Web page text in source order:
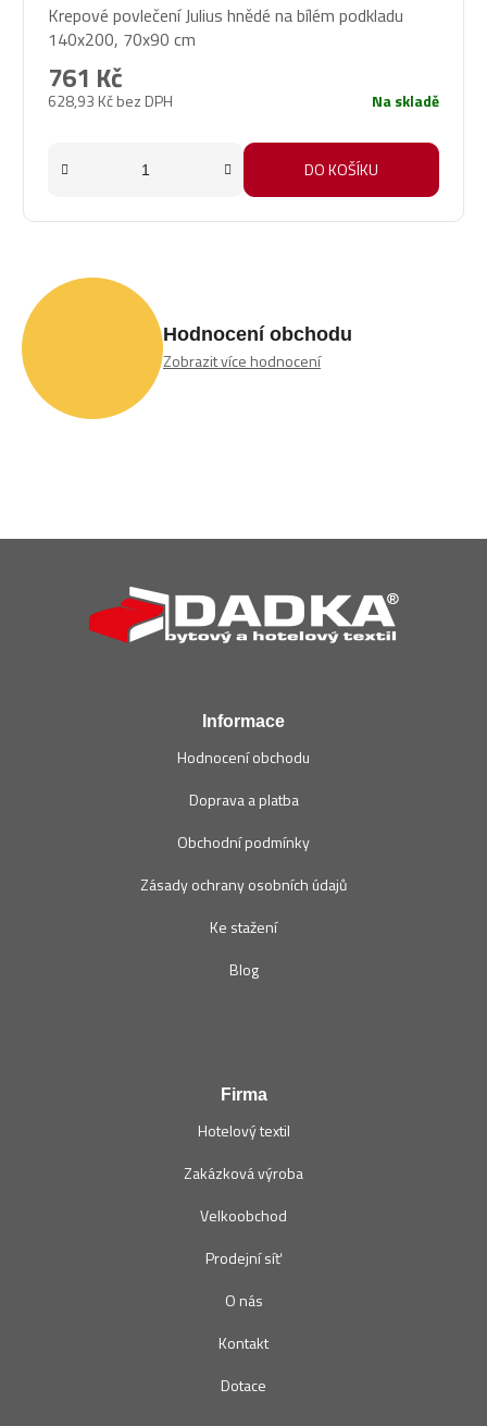
Krepové povlečení Julius hnědé na bílém podkladu
140x200, 70x90 cm
628,93 Kč bez DPH
761 Kč
Na skladě
DO KOŠÍKU
Hodnocení obchodu
Zobrazit více hodnocení
Informace
Hodnocení obchodu
Doprava a platba
Obchodní podmínky
Zásady ochrany osobních údajů
Ke stažení
Blog
Firma
Hotelový textil
Zakázková výroba
Velkoobchod
Prodejní síť
O nás
Kontakt
Dotace